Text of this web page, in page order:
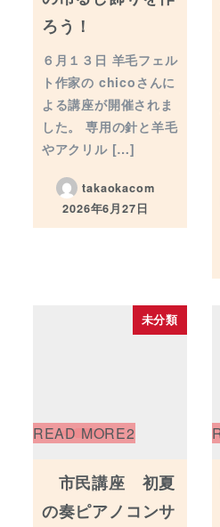
ろう！
６月１３日 羊毛フェル
ト作家の chicoさんに
よる講座が開催されま
した。 専用の針と羊毛
やアクリル […]
takaokacom
投稿日
2026年6月27日
未分類
市民講座 初夏
の奏ピアノコンサ